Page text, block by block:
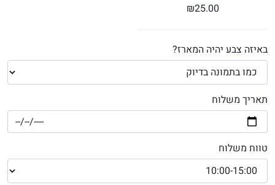
₪25.00
באיזה צבע יהיה המארז?
תאריך משלוח
טווח משלוח